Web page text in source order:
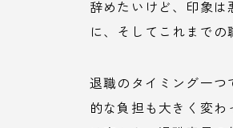
辞めたいけど、印象
に、そしてこれまで
退職のタイミング一
的な負担も大きく変